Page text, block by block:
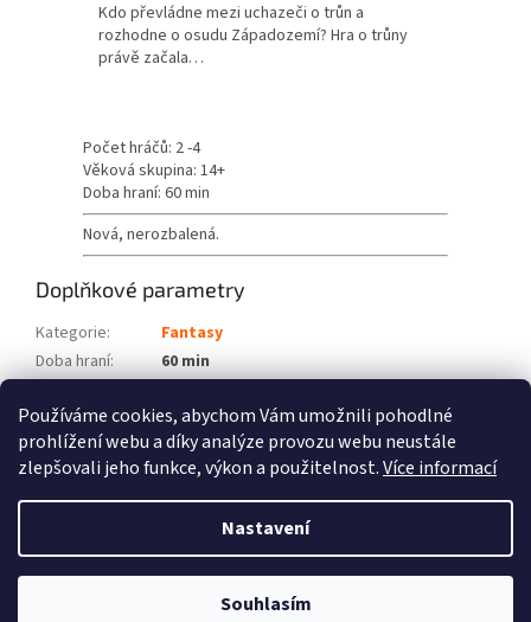
Používáme cookies, abychom Vám umožnili pohodlné
prohlížení webu a díky analýze provozu webu neustále
zlepšovali jeho funkce, výkon a použitelnost.Více informací
Nastavení
Souhlasím
Kdo převládne mezi uchazeči o trůn a
rozhodne o osudu Západozemí? Hra o trůny
právě začala…
Počet hráčů: 2 -4
Věková skupina: 14+
Doba hraní: 60 min
Nová, nerozbalená.
Doplňkové parametry
Kategorie:
Fantasy
Doba hraní:
60 min
Věková skupina: 14+
Vytvořil Shoptet
Fénix hry. Všechna práva vyhrazena.